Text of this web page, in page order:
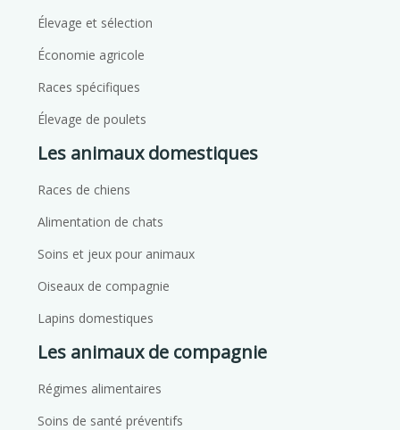
Élevage et sélection
Économie agricole
Races spécifiques
Élevage de poulets
Les animaux domestiques
Races de chiens
Alimentation de chats
Soins et jeux pour animaux
Oiseaux de compagnie
Lapins domestiques
Les animaux de compagnie
Régimes alimentaires
Soins de santé préventifs